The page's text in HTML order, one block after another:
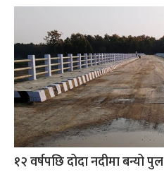
१२ वर्षपछि दोदा नदीमा बन्यो पुल